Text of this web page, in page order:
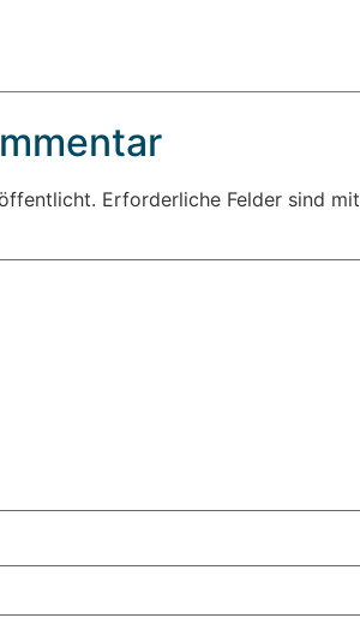
Erforderliche Felder sind mit